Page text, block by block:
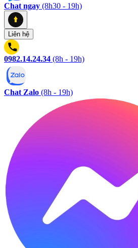
Chat ngay (8h30 - 19h)
Liên hệ
0982.14.24.34 (8h - 19h)
Chat Zalo (8h - 19h)